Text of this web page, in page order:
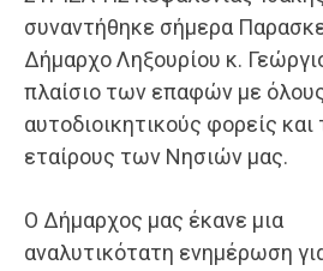
συναντήθηκε σήμερα
Δήμαρχο Ληξουρίου κ.
πλαίσιο των επαφών με
αυτοδιοικητικούς φορείς
εταίρους των Νησιών μας.
Ο Δήμαρχος μας έκανε μια
αναλυτικότατη ενημέρωση